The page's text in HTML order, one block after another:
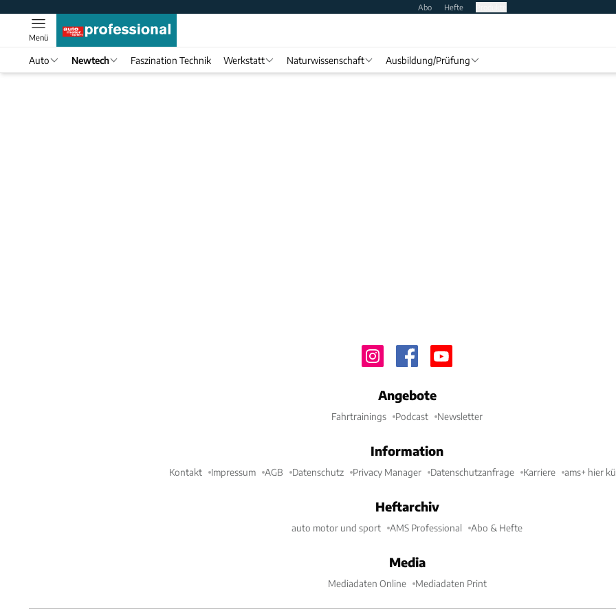
Abo Hefte
Menü
Auto Newtech Faszination Technik Werkstatt Naturwissenschaft Ausbildung/Prüfung
Angebote
Fahrtrainings Podcast Newsletter
Information
Kontakt Impressum AGB Datenschutz Privacy Manager Datenschutzanfrage Karriere ams+ hier
Heftarchiv
auto motor und sport AMS Professional Abo & Hefte
Media
Mediadaten Online Mediadaten Print